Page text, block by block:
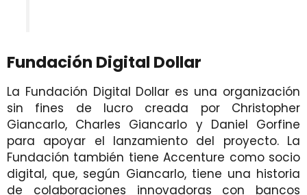
Fundación Digital Dollar
La Fundación Digital Dollar es una organización
sin fines de lucro creada por Christopher
Giancarlo, Charles Giancarlo y Daniel Gorfine
para apoyar el lanzamiento del proyecto. La
Fundación también tiene Accenture como socio
digital, que, según Giancarlo, tiene una historia
de colaboraciones innovadoras con bancos